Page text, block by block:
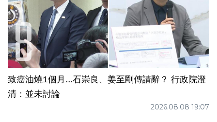
致癌油燒1個月...石崇良、姜至剛傳請辭？ 行政院澄
清：並未討論
2026.08.08 19:07